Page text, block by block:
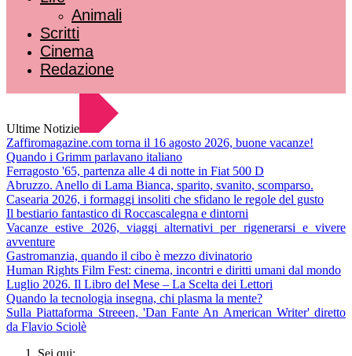
Animali
Scritti
Cinema
Redazione
Ultime Notizie
Zaffiromagazine.com torna il 16 agosto 2026, buone vacanze!
Quando i Grimm parlavano italiano
Ferragosto '65, partenza alle 4 di notte in Fiat 500 D
Abruzzo. Anello di Lama Bianca, sparito, svanito, scomparso.
Casearia 2026, i formaggi insoliti che sfidano le regole del gusto
Il bestiario fantastico di Roccascalegna e dintorni
Vacanze estive 2026, viaggi alternativi per rigenerarsi e vivere
avventure
Gastromanzia, quando il cibo è mezzo divinatorio
Human Rights Film Fest: cinema, incontri e diritti umani dal mondo
Luglio 2026. Il Libro del Mese – La Scelta dei Lettori
Quando la tecnologia insegna, chi plasma la mente?
Sulla Piattaforma Streeen, 'Dan Fante An American Writer' diretto
da Flavio Sciolè
Sei qui: